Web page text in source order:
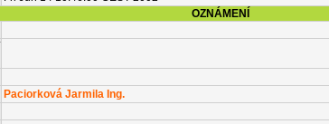
OZNÁMENÍ
Paciorková Jarmila Ing.